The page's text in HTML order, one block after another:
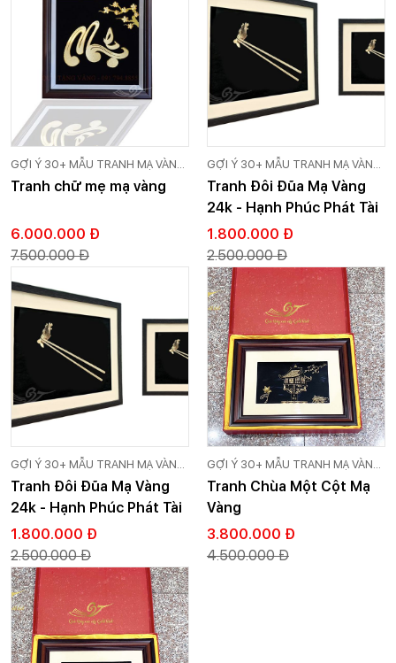
GỢI Ý 30+ MẪU TRANH MẠ VÀNG
24K CAO CẤP GOLD VIỆT
Tranh chữ mẹ mạ vàng
6.000.000 Đ
7.500.000 Đ
GỢI Ý 30+ MẪU TRANH MẠ VÀNG
24K CAO CẤP GOLD VIỆT
Tranh Đôi Đũa Mạ Vàng
24k - Hạnh Phúc Phát Tài
1.800.000 Đ
2.500.000 Đ
GỢI Ý 30+ MẪU TRANH MẠ VÀNG
24K CAO CẤP GOLD VIỆT
Tranh Đôi Đũa Mạ Vàng
24k - Hạnh Phúc Phát Tài
1.800.000 Đ
2.500.000 Đ
GỢI Ý 30+ MẪU TRANH MẠ VÀNG
24K CAO CẤP GOLD VIỆT
Tranh Chùa Một Cột Mạ
Vàng
3.800.000 Đ
4.500.000 Đ